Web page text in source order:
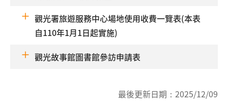
觀光署旅遊服務中心場地使用收費一覽表(本表
自110年1月1日起實施)
觀光故事館圖書館參訪申請表
最後更新日期： 2025/12/09